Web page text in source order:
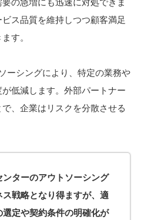
の急増にも迅速に対処できま
ス品質を維持しつつ顧客満足
す。
ーシングにより、特定の業務や
低減します。外部パートナー
、企業はリスクを分散させる
ターのアウトソーシング
戦略となり得ますが、適
定や契約条件の明確化が